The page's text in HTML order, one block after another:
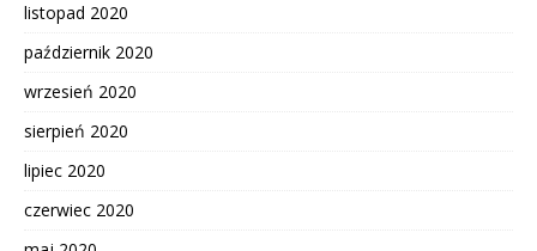
listopad 2020
październik 2020
wrzesień 2020
sierpień 2020
lipiec 2020
czerwiec 2020